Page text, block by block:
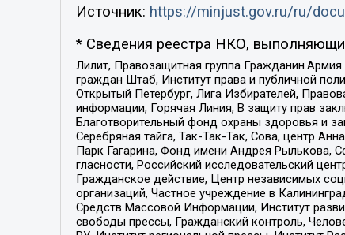
Источник: https://minjust.gov.ru/ru/
* Сведения реестра НКО,
Лилит, Правозащитная группа
граждан Штаб, Институт права и публичной
Открытый Петербург, Лига Избирателей,
информации, Горячая Линия, В защиту прав
Благотворительный фонд охраны здоровья и
Серебряная тайга, Так-Так-Так, Сова, центр
Парк Гагарина, Фонд имени Андрея Рылькова,
гласности, Российский исследовательский
Гражданское действие, Центр независимых
организаций, Частное учреждение в
Средств Массовой Информации, Институт
свободы прессы, Гражданский контроль,